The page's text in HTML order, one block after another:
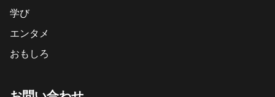
学び
エンタメ
おもしろ